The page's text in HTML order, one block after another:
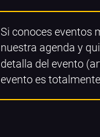
Si conoces eventos
nuestra agenda y
detalla del evento
evento es